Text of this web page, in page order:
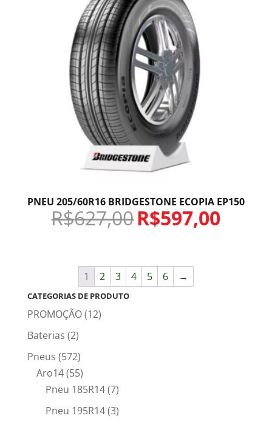
PNEU 205/60R16 BRIDGESTONE ECOPIA EP150
R$627,00R$597,00
1 2 3 4 5 6 →
CATEGORIAS DE PRODUTO
PROMOÇÃO(12)
Baterias (2)
Pneus (572)
Aro14(55)
Pneu 185R14(7)
Pneu 195R14(3)